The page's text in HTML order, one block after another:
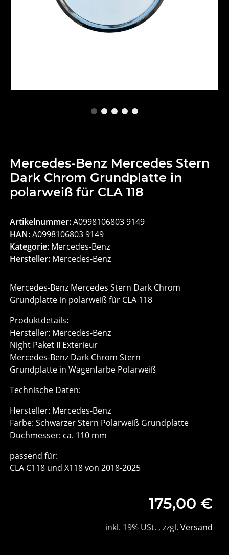
Mercedes-Benz Mercedes Stern
Dark Chrom Grundplatte in
polarweiß für CLA 118
Artikelnummer:A0998106803 9149
HAN:A0998106803 9149
Kategorie: Mercedes-Benz
Hersteller: Mercedes-Benz
Mercedes-Benz Mercedes Stern Dark Chrom
Grundplatte in polarweiß für CLA 118
Produktdetails:
Hersteller: Mercedes-Benz
Night Paket II Exterieur
Mercedes-Benz Dark Chrom Stern
Grundplatte in Wagenfarbe Polarweiß
Technische Daten:
Hersteller: Mercedes-Benz
Farbe: Schwarzer Stern Polarweiß Grundplatte
Duchmesser: ca. 110 mm
passend für:
CLA C118 und X118 von 2018-2025
175,00 €
inkl. 19% USt. , zzgl. Versand